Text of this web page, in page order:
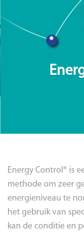
Energy Control® is
methode om zeer
energieniveau te
het gebruik van
kan de conditie en